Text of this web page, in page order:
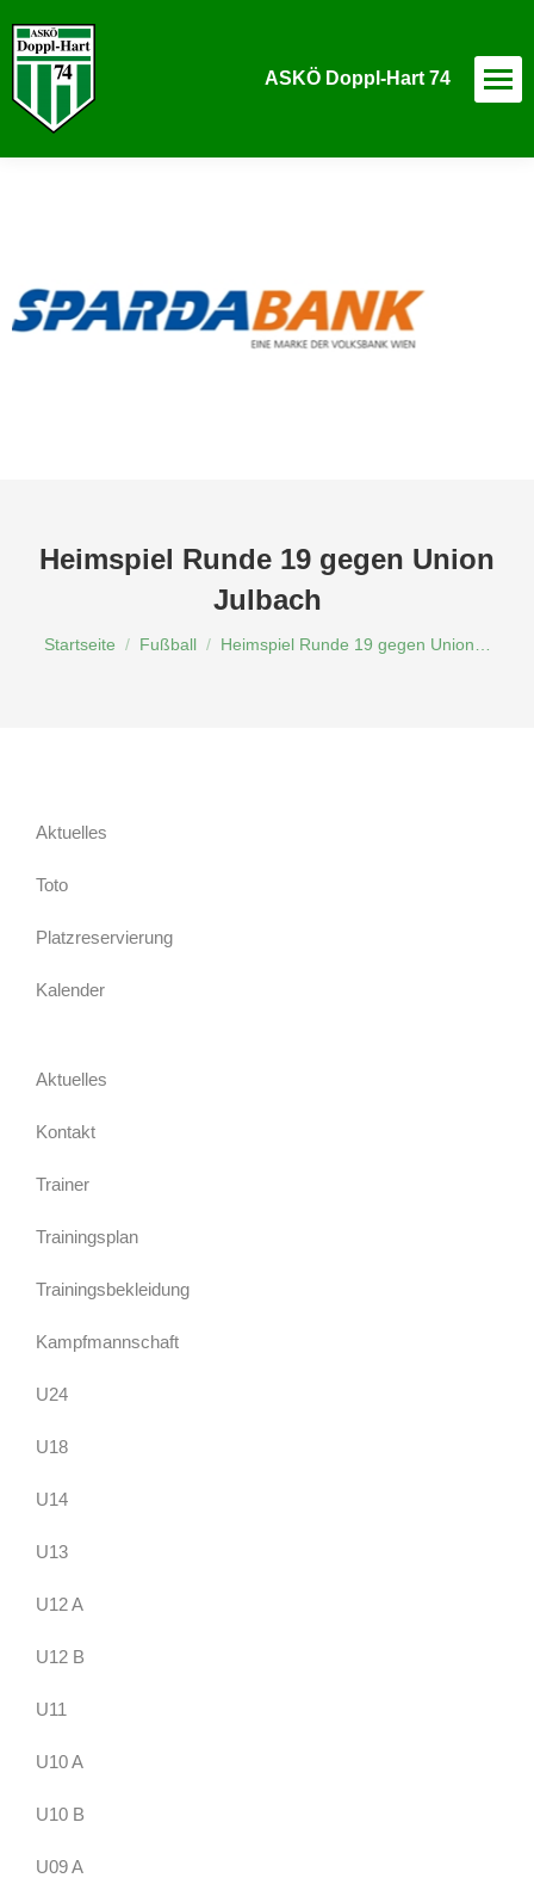
ASKÖ Doppl-Hart 74
Heimspiel Runde 19 gegen Union
Julbach
Du bist hier:
Startseite Fußball Heimspiel Runde 19 gegen Union…
Aktuelles
Toto
Platzreservierung
Kalender
Aktuelles
Kontakt
Trainer
Trainingsplan
Trainingsbekleidung
Kampfmannschaft
U24
U18
U14
U13
U12 A
U12 B
U11
U10 A
U10 B
U09 A